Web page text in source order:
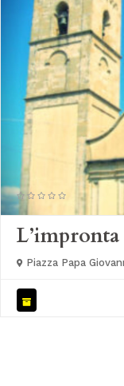
L’impronta
Piazza Papa